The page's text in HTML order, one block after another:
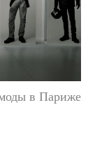
в Париже